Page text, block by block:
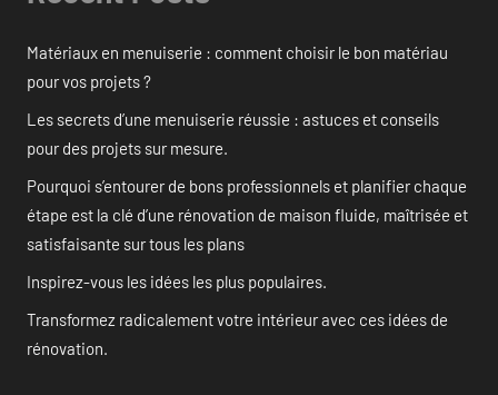
Matériaux en menuiserie : comment choisir le bon matériau
pour vos projets ?
Les secrets d’une menuiserie réussie : astuces et conseils
pour des projets sur mesure.
Pourquoi s’entourer de bons professionnels et planifier chaque
étape est la clé d’une rénovation de maison fluide, maîtrisée et
satisfaisante sur tous les plans
Inspirez-vous les idées les plus populaires.
Transformez radicalement votre intérieur avec ces idées de
rénovation.